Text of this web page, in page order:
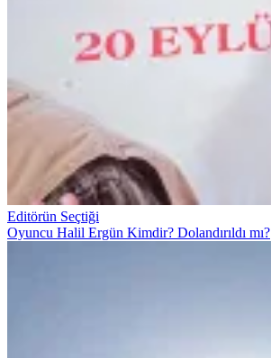
Editörün Seçtiği
Oyuncu Halil Ergün Kimdir? Dolandırıldı mı?